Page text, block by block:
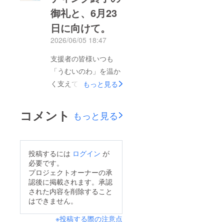
御礼と、6月23
日に向けて。
2026/06/05 18:47
支援者の皆様いつも
「うむいのわ」を温か
く支えてくださりあり
日、私たちのクラウド
ファンディングが無事
援、温かいお言葉をい
ただき、実行委員会一
同、心から感謝申し上
げます。おじい、おば
もっと見る
コメント もっと見る
投稿するには ログイン が
必要です。
プロジェクトオーナーの承
認後に掲載されます。承認
された内容を削除すること
はできません。
※投稿する際の注意点